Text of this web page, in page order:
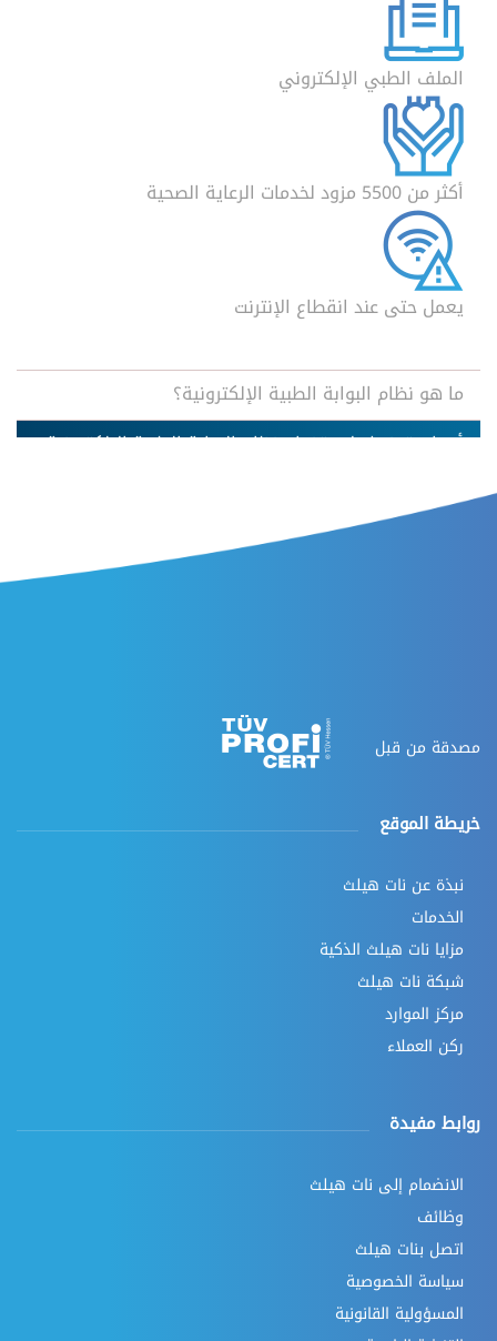
الملف الطبي الإلكتروني
أكثر من 5500 مزود لخدمات الرعاية الصحية
يعمل حتى عند انقطاع الإنترنت
ما هو نظام البوابة الطبية الإلكترونية؟
أسباب تدفعك لاستخدام نظام البوابة الطبية الإلكترونية
كيف يعمل نظام البوابة الطبية الإلكترونية؟
الدعم الفني والتدريب
مصدقة من قبل
خريطة الموقع
نبذة عن نات هيلث
الخدمات
مزايا نات هيلث الذكية
شبكة نات هيلث
مركز الموارد
ركن العملاء
روابط مفيدة
الانضمام إلى نات هيلث
وظائف
اتصل بنات هيلث
سياسة الخصوصية
المسؤولية القانونية